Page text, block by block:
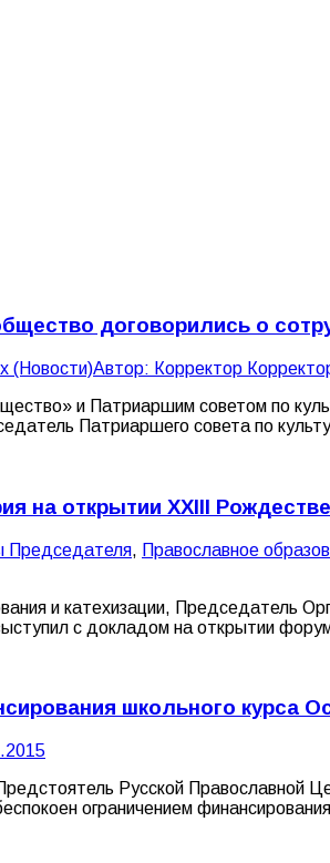
договорились о
(Новости)Автор: Корректор
и Патриаршим советом по
Патриаршего совета по
на открытии XXIII
Председателя, Православное
и катехизации, Председатель
с докладом на открытии
школьного курса
Русской Православной
ограничением